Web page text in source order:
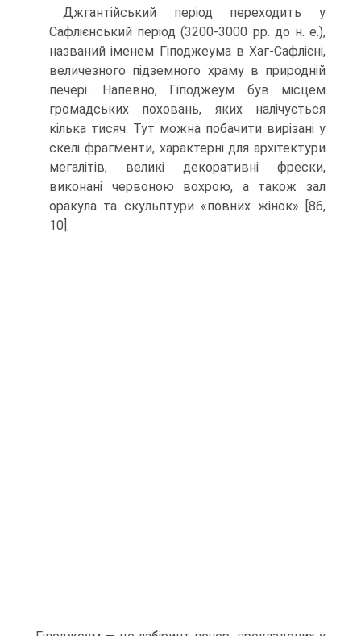
Джгантійський період переходить у
Сафлієнський період (3200-3000 рр. до н. е.),
названий іменем Гіподжеума в Хаг-Сафлієні,
величезного підземного храму в природній
печері. Напевно, Гіподжеум був місцем
громадських поховань, яких налічується
кілька тисяч. Тут можна побачити вирізані у
скелі фрагмен­ти, характерні для архітектури
мегалітів, великі декоративні фрески,
виконані червоною вохрою, а також зал
оракула та скульптури «повних жінок» [86,
10].